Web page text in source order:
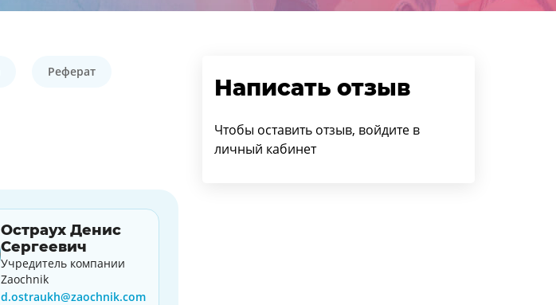
Реферат
Остраух Денис
Сергеевич
Учредитель компании
Zaochnik
d.ostraukh@zaochnik.com
Написать отзыв
Чтобы оставить отзыв, войдите в
личный кабинет